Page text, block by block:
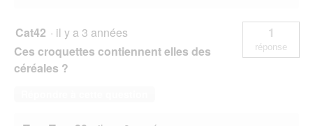
Cat42 · il y a 3 années
Ces croquettes contiennent elles des
céréales ?
1
réponse